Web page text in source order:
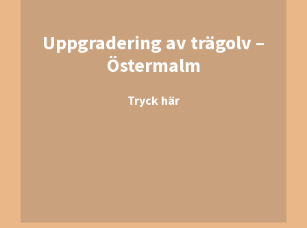
Uppgradering av trägolv –
Östermalm
Tryck här